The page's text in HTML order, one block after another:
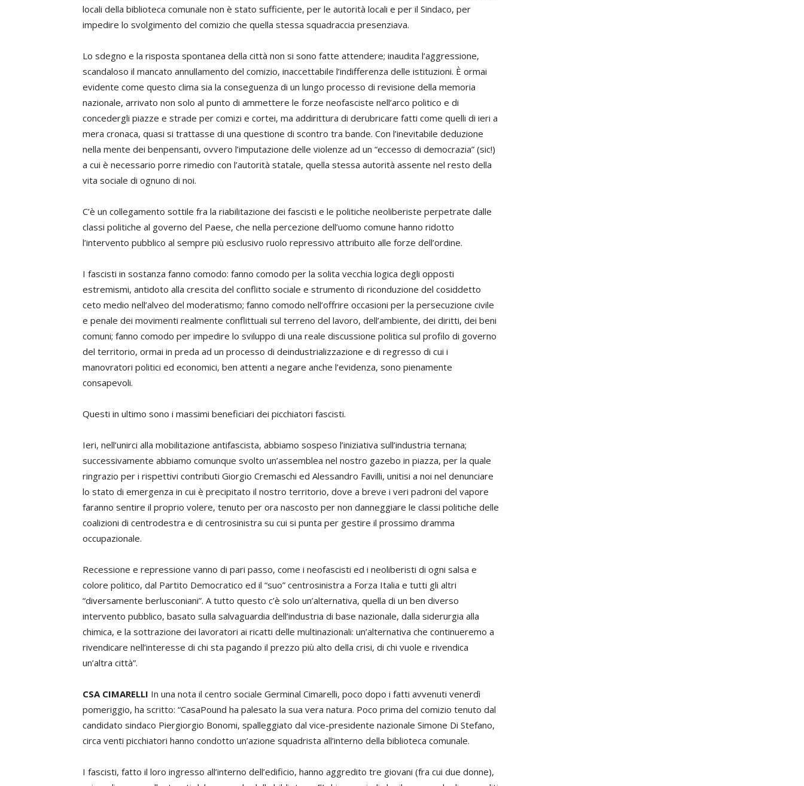
locali della biblioteca comunale non è stato sufficiente, per le autorità locali e per il Sindaco, per
impedire lo svolgimento del comizio che quella stessa squadraccia presenziava.
Lo sdegno e la risposta spontanea della città non si sono fatte attendere; inaudita l’aggressione,
scandaloso il mancato annullamento del comizio, inaccettabile l’indifferenza delle istituzioni. È ormai
evidente come questo clima sia la conseguenza di un lungo processo di revisione della memoria
nazionale, arrivato non solo al punto di ammettere le forze neofasciste nell’arco politico e di
concedergli piazze e strade per comizi e cortei, ma addirittura di derubricare fatti come quelli di ieri a
mera cronaca, quasi si trattasse di una questione di scontro tra bande. Con l’inevitabile deduzione
nella mente dei benpensanti, ovvero l’imputazione delle violenze ad un “eccesso di democrazia” (sic!)
a cui è necessario porre rimedio con l’autorità statale, quella stessa autorità assente nel resto della
vita sociale di ognuno di noi.
C’è un collegamento sottile fra la riabilitazione dei fascisti e le politiche neoliberiste perpetrate dalle
classi politiche al governo del Paese, che nella percezione dell’uomo comune hanno ridotto
l’intervento pubblico al sempre più esclusivo ruolo repressivo attribuito alle forze dell’ordine.
I fascisti in sostanza fanno comodo: fanno comodo per la solita vecchia logica degli opposti
estremismi, antidoto alla crescita del conflitto sociale e strumento di riconduzione del cosiddetto
ceto medio nell’alveo del moderatismo; fanno comodo nell’offrire occasioni per la persecuzione civile
e penale dei movimenti realmente conflittuali sul terreno del lavoro, dell’ambiente, dei diritti, dei beni
comuni; fanno comodo per impedire lo sviluppo di una reale discussione politica sul profilo di governo
del territorio, ormai in preda ad un processo di deindustrializzazione e di regresso di cui i
manovratori politici ed economici, ben attenti a negare anche l’evidenza, sono pienamente
consapevoli.
Questi in ultimo sono i massimi beneficiari dei picchiatori fascisti.
Ieri, nell’unirci alla mobilitazione antifascista, abbiamo sospeso l’iniziativa sull’industria ternana;
successivamente abbiamo comunque svolto un’assemblea nel nostro gazebo in piazza, per la quale
ringrazio per i rispettivi contributi Giorgio Cremaschi ed Alessandro Favilli, unitisi a noi nel denunciare
lo stato di emergenza in cui è precipitato il nostro territorio, dove a breve i veri padroni del vapore
faranno sentire il proprio volere, tenuto per ora nascosto per non danneggiare le classi politiche delle
coalizioni di centrodestra e di centrosinistra su cui si punta per gestire il prossimo dramma
occupazionale.
Recessione e repressione vanno di pari passo, come i neofascisti ed i neoliberisti di ogni salsa e
colore politico, dal Partito Democratico ed il “suo” centrosinistra a Forza Italia e tutti gli altri
“diversamente berlusconiani”. A tutto questo c’è solo un’alternativa, quella di un ben diverso
intervento pubblico, basato sulla salvaguardia dell’industria di base nazionale, dalla siderurgia alla
chimica, e la sottrazione dei lavoratori ai ricatti delle multinazionali: un’alternativa che continueremo a
rivendicare nell’interesse di chi sta pagando il prezzo più alto della crisi, di chi vuole e rivendica
un’altra città”.
CSA CIMARELLI In una nota il centro sociale Germinal Cimarelli, poco dopo i fatti avvenuti venerdì
pomeriggio, ha scritto: “CasaPound ha palesato la sua vera natura. Poco prima del comizio tenuto dal
candidato sindaco Piergiorgio Bonomi, spalleggiato dal vice-presidente nazionale Simone Di Stefano,
circa venti picchiatori hanno condotto un’azione squadrista all’interno della biblioteca comunale.
I fascisti, fatto il loro ingresso all’interno dell’edificio, hanno aggredito tre giovani (fra cui due donne),